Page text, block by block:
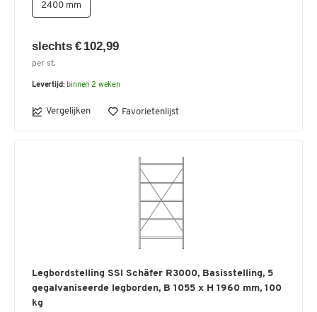
2400 mm
slechts € 102,99
per st.
Levertijd: binnen 2 weken
Vergelijken Favorietenlijst
Legbordstelling SSI Schäfer R3000, Basisstelling, 5
gegalvaniseerde legborden, B 1055 x H 1960 mm, 100
kg